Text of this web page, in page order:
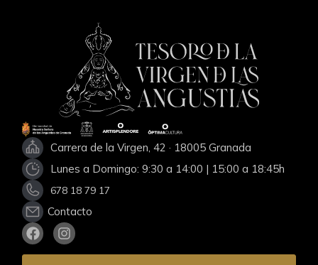
Carrera de la Virgen, 42 · 18005 Granada
Lunes a Domingo: 9:30 a 14:00 | 15:00 a 18:45h
678 18 79 17
Contacto